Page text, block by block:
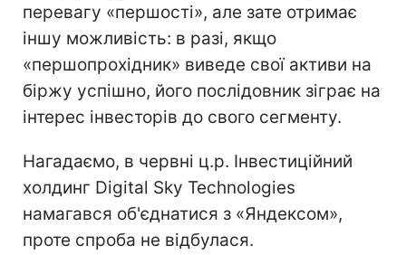
перевагу «першості», але зате отримає
іншу можливість: в разі, якщо
«першопрохідник» виведе свої активи на
біржу успішно, його послідовник зіграє на
інтерес інвесторів до свого сегменту.
Нагадаємо, в червні ц.р. Інвестиційний
холдинг Digital Sky Technologies
намагався об'єднатися з «Яндексом»,
проте спроба не відбулася.